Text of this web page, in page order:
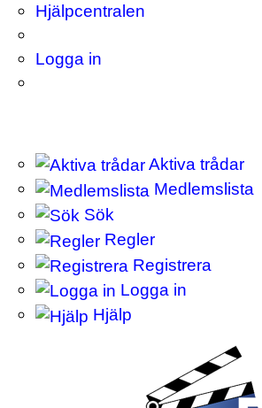
Hjälpcentralen
Logga in
Aktiva trådar
Medlemslista
Sök
Regler
Registrera
Logga in
Hjälp